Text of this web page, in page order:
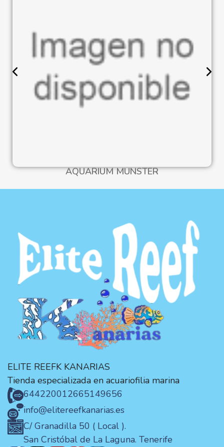
AQUARIUM MÜNSTER
ELITE REEFK KANARIAS
Tienda especializada en acuariofilia marina
644220012665149656
info@elitereefkanarias.es
C/ Granadilla 50 ( Local ).
San Cristóbal de La Laguna. Tenerife